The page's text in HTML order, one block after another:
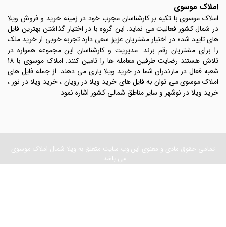
املاک موسوی
املاک موسوی با تکیه بر کارشناسان مجرب خود در زمینه خرید و فروش ویلا
در شمال کشور فعالیت می نماید. این گروه با در اختیار گذاشتن بهترین فایل
های تایید شده در اختیار مشتریان عزیز سعی دارد تجربه خوبی از خرید ملک
را برای مشتریان رقم بزند. مدیریت و کارشناسان این مجموعه همواره در
تلاش هستند رضایت طرفین معامله ها را تامین کنند. املاک موسوی با 18
شعبه فعال در مازندران شما در خرید ویلا یاری می دهند. از جمله فایل های
املاک موسوی می توان به فایل های خرید ویلا در رویان ، خرید ویلا در نور ،
خرید ویلا در نوشهر و سایر مناطق شمالی کشور اشاره نمود
تمامی حقوق مادی و معنوی این وب سایت متعلق به ویلا شمال املاک موسوی
می باشد .